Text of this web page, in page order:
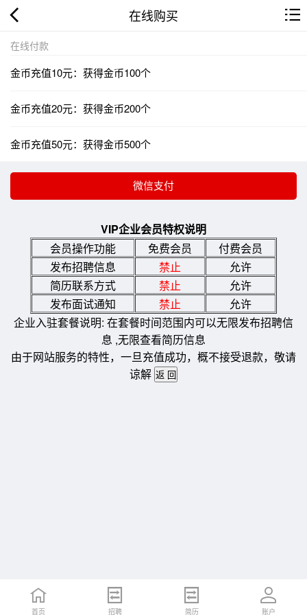
在线购买
在线付款
金币充值10元：获得金币100个
金币充值20元：获得金币200个
金币充值50元：获得金币500个
VIP企业会员特权说明
会员操作功能
免费会员
付费会员
发布招聘信息
禁止
允许
简历联系方式
禁止
允许
发布面试通知
禁止
允许
企业入驻套餐说明: 在套餐时间范围内可以无限发布招聘信
息 ,无限查看简历信息
由于网站服务的特性，一旦充值成功，概不接受退款，敬请
谅解
首页 招聘 简历 账户